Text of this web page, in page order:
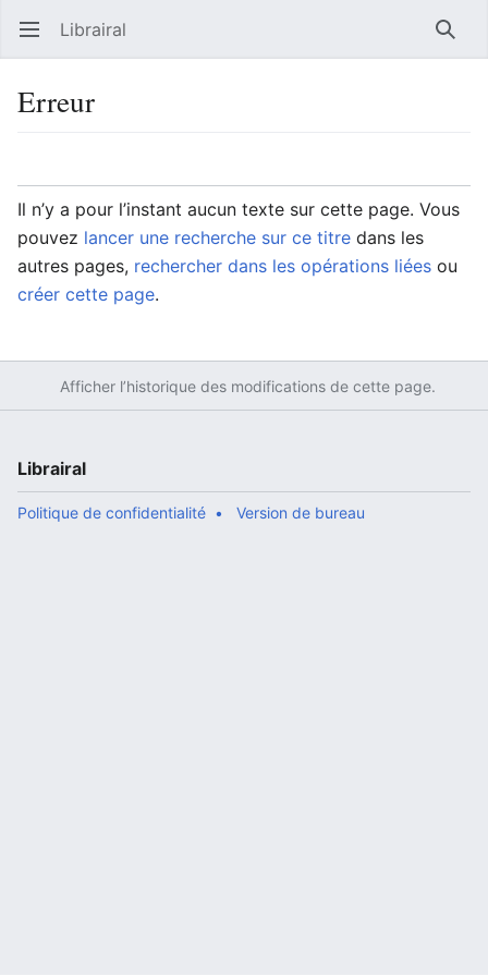
Ouvrir le menu principal Librairal
Erreur
Il n’y a pour l’instant aucun texte sur cette page. Vous
pouvez lancer une recherche sur ce titre dans les
autres pages, rechercher dans les opérations liées ou
créer cette page.
Afficher l’historique des modifications de cette page.
Librairal
Politique de confidentialité Version de bureau